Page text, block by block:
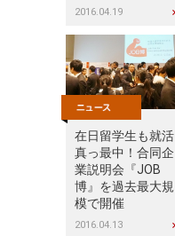
2016.04.19
在日留学生も就活
真っ最中！合同企
業説明会『JOB
博』を過去最大規
模で開催
2016.04.13